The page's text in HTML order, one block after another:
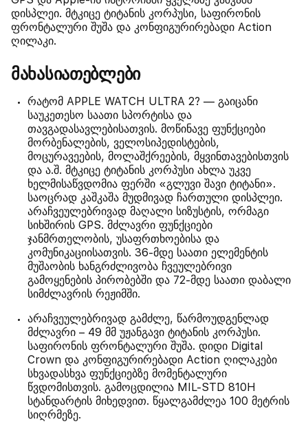
დისპლეი. მტკიცე ტიტანის კორპუსი, საფირონის
ფრონტალური შუშა და კონფიგურირებადი Action
ღილაკი.
მახასიათებლები
რატომ APPLE WATCH ULTRA 2? — გაიცანი
საუკეთესო საათი სპორტისა და
თავგადასავლებისათვის. მოწინავე ფუნქციები
მორბენალების, ველოსიპედისტების,
მოცურავეების, მოლაშქრეების, მყვინთავებისთვის
და ა.შ. მტკიცე ტიტანის კორპუსი ახლა უკვე
ხელმისაწვდომია ფერში «გლუვი შავი ტიტანი».
საოცრად კაშკაშა მუდმივად ჩართული დისპლეი.
არაჩვეულებრივად მაღალი სიზუსტის, ორმაგი
სიხშირის GPS. მძლავრი ფუნქციები
ჯანმრთელობის, უსაფრთხოებისა და
კომუნიკაციისათვის. 36-მდე საათი ელემენტის
მუშაობის ხანგრძლივობა ჩვეულებრივი
გამოყენების პირობებში და 72-მდე საათი დაბალი
სიმძლავრის რეჟიმში.
არაჩვეულებრივად გამძლე, წარმოუდგენლად
მძლავრი – 49 მმ უჟანგავი ტიტანის კორპუსი.
საფირონის ფრონტალური შუშა. დიდი Digital
Crown და კონფიგურირებადი Action ღილაკები
სხვადასხვა ფუნქციებზე მომენტალური
წვდომისთვის. გამოცდილია MIL-STD 810H
სტანდარტის მიხედვით. წყალგამძლეა 100 მეტრის
სიღრმეზე.